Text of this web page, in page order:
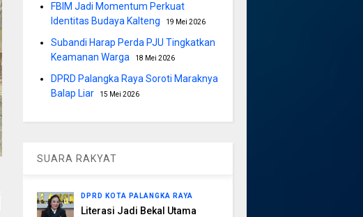
FBIM Jadi Momentum Perkuat
Identitas Budaya Kalteng
19 Mei 2026
Subandi Harap Perda PJU Tingkatkan
Keamanan Warga
18 Mei 2026
DPRD Palangka Raya Soroti Maraknya
Balap Liar
15 Mei 2026
SUARA RAKYAT
DPRD KOTA PALANGKA RAYA
Literasi Jadi Bekal Utama